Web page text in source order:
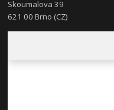
Skoumalova 39
621 00 Brno (CZ)